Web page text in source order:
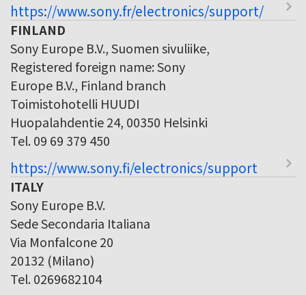
https://www.sony.fr/electronics/support/
FINLAND
Sony Europe B.V., Suomen sivuliike,
Registered foreign name: Sony
Europe B.V., Finland branch
Toimistohotelli HUUDI
Huopalahdentie 24, 00350 Helsinki
Tel. 09 69 379 450
https://www.sony.fi/electronics/support
ITALY
Sony Europe B.V.
Sede Secondaria Italiana
Via Monfalcone 20
20132 (Milano)
Tel. 0269682104